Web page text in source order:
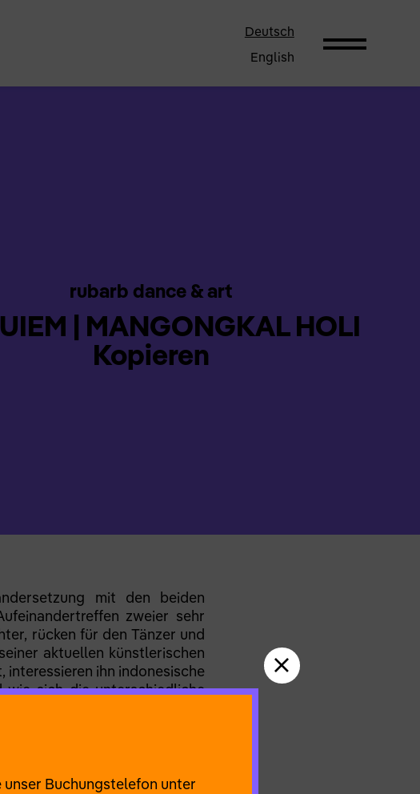
Deutsch
English
rubarb dance & art
| MANGONGKAL HOLI
Kopieren
mit den beiden
zweier sehr
rücken für den Tänzer und
aktuellen künstlerischen
ihn indonesische
wie sich die unterschiedliche
einer künstlerischen
Buchungstelefon unter